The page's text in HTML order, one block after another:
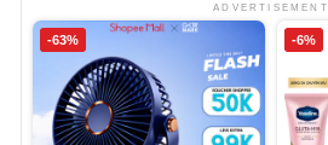
ADVERTISEMENT
-63% -6%